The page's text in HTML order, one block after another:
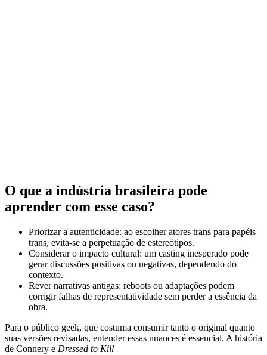
O que a indústria brasileira pode
aprender com esse caso?
Priorizar a autenticidade: ao escolher atores trans para papéis
trans, evita‑se a perpetuação de estereótipos.
Considerar o impacto cultural: um casting inesperado pode
gerar discussões positivas ou negativas, dependendo do
contexto.
Rever narrativas antigas: reboots ou adaptações podem
corrigir falhas de representatividade sem perder a essência da
obra.
Para o público geek, que costuma consumir tanto o original quanto
suas versões revisadas, entender essas nuances é essencial. A história
de Connery e Dressed to Kill